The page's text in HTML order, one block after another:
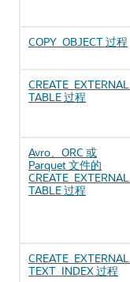
COPY_OBJECT 过程
CREATE_EXTERNAL_
TABLE 过程
Avro、ORC 或
Parquet 文件的
CREATE_EXTERNAL_
TABLE 过程
CREATE_EXTERNAL_
TEXT_INDEX 过程